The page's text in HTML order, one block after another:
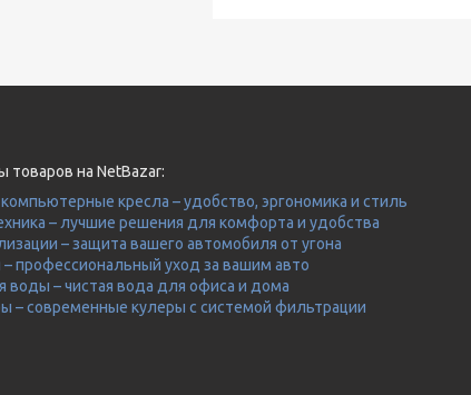
товаров на NetBazar:
кресла – удобство, эргономика и стиль
– лучшие решения для комфорта и удобства
– защита вашего автомобиля от угона
профессиональный уход за вашим авто
воды – чистая вода для офиса и дома
– современные кулеры с системой фильтрации